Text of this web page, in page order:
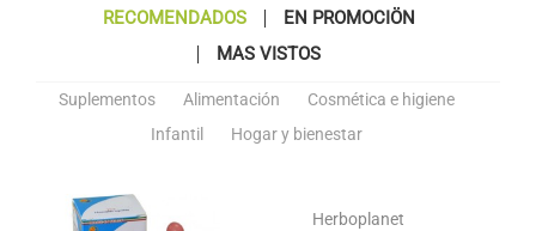
RECOMENDADOS
EN PROMOCIÖN
MAS VISTOS
Suplementos Alimentación
Cosmética e higiene
Infantil
Hogar y bienestar
Herboplanet